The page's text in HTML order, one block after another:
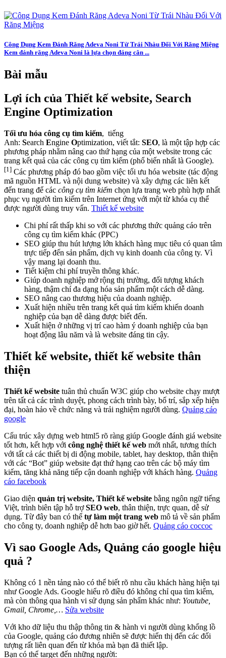
Công Dụng Kem Đánh Răng Adeva Noni Từ Trái Nhàu Đối Với Răng Miệng
Kem đánh răng Adeva Noni là lựa chọn đáng cân ...
Bài mẫu
Lợi ích của Thiết kế website, Search
Engine Optimization
Tối ưu hóa công cụ tìm kiếm, tiếng
Anh: Search Engine Optimization, viết tắt: SEO, là một tập hợp các
phương pháp nhằm nâng cao thứ hạng của một website trong các
trang kết quả của các công cụ tìm kiếm (phổ biến nhất là Google).
[1] Các phương pháp đó bao gồm việc tối ưu hóa website (tác động
mã nguồn HTML và nội dung website) và xây dựng các liên kết
đến trang để các công cụ tìm kiếm chọn lựa trang web phù hợp nhất
phục vụ người tìm kiếm trên Internet ứng với một từ khóa cụ thể
được người dùng truy vấn. Thiết kế website
Chi phí rất thấp khi so với các phương thức quảng cáo trên
công cụ tìm kiếm khác (PPC)
SEO giúp thu hút lượng lớn khách hàng mục tiêu có quan tâm
trực tiếp đến sản phẩm, dịch vụ kinh doanh của công ty. Vì
vậy mang lại doanh thu.
Tiết kiệm chi phí truyền thông khác.
Giúp doanh nghiệp mở rộng thị trường, đối tượng khách
hàng, thậm chí đa dạng hóa sản phẩm một cách dễ dàng.
SEO nâng cao thương hiệu của doanh nghiệp.
Xuất hiện nhiều trên trang kết quả tìm kiếm khiến doanh
nghiệp của bạn dễ dàng được biết đến.
Xuất hiện ở những vị trí cao hàm ý doanh nghiệp của bạn
hoạt động lâu năm và là website đáng tin cậy.
Thiết kế website, thiết kế website thân
thiện
Thiết kế website tuân thủ chuẩn W3C giúp cho website chạy mượt
trên tất cả các trình duyệt, phong cách trình bày, bố trí, sắp xếp hiện
đại, hoàn hảo về chức năng và trải nghiệm người dùng. Quảng cáo
google
Cấu trúc xây dựng web html5 rõ ràng giúp Google đánh giá website
tốt hơn, kết hợp với công nghệ thiết kế web mới nhất, tương thích
với tất cả các thiết bị di động mobile, tablet, hay desktop, thân thiện
với các “Bot” giúp website đạt thứ hạng cao trên các bộ máy tìm
kiếm, tăng khả năng tiếp cận doanh nghiệp với khách hàng. Quảng
cáo facebook
Giao diện quản trị website, Thiết kế website bằng ngôn ngữ tiếng
Việt, trình biên tập hỗ trợSEO web, thân thiện, trực quan, dễ sử
dụng. Từ đây ban có thể tự làm một trang web mô tả về sản phẩm
cho công ty, doanh nghiệp dễ hơn bao giờ hết. Quảng cáo coccoc
Vì sao Google Ads, Quảng cáo google hiệu
quả ?
Không có 1 nền tảng nào có thể biết rõ nhu cầu khách hàng hiện tại
như Google Ads. Google hiểu rõ điều đó không chỉ qua tìm kiếm,
mà còn thông qua hành vi sử dụng sản phẩm khác như: Youtube,
Gmail, Chrome,… Sửa website
Với kho dữ liệu thu thập thông tin & hành vi người dùng khổng lồ
của Google, quảng cáo đương nhiên sẽ được hiển thị đến các đối
tượng rất liên quan đến từ khóa mà bạn đã thiết lập.
Bạn có thể target đến những người: